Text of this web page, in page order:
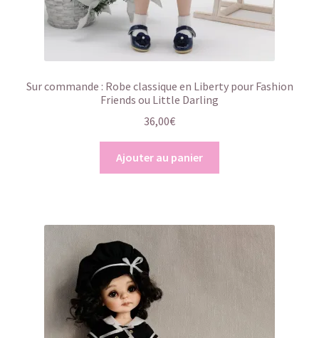
Sur commande : Robe classique en Liberty pour Fashion
Friends ou Little Darling
36,00€
Ajouter au panier